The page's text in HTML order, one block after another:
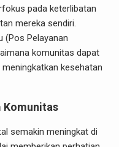
pada keterlibatan
mereka sendiri.
(Pos Pelayanan
komunitas dapat
kesehatan
Komunitas
semakin meningkat di